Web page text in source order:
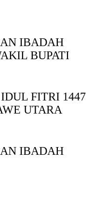
IBADAH
BUPATI
FITRI 1447
UTARA
IBADAH